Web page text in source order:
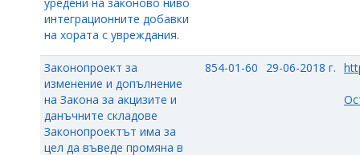
интеграционните добавки
на хората с увреждания.
Законопроект за
изменение и допълнение
на Закона за акцизите и
данъчните складове
Законопроектът има за
цел да въведе промяна в
854-01-60 29-06-2018 г.